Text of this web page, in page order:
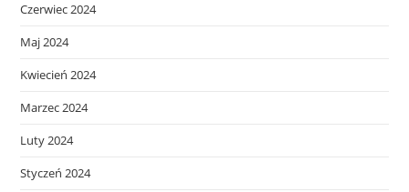
Czerwiec 2024
Maj 2024
Kwiecień 2024
Marzec 2024
Luty 2024
Styczeń 2024